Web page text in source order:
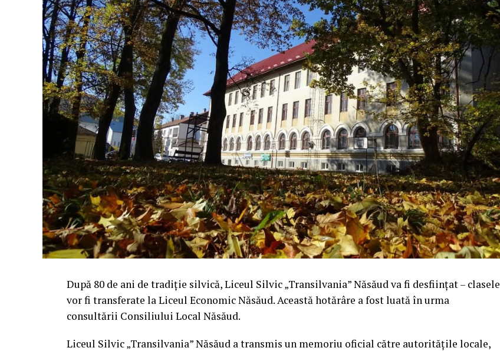
După 80 de ani de tradiție silvică, Liceul Silvic „Transilvania” Năsăud va fi desființat – clasele
vor fi transferate la Liceul Economic Năsăud. Această hotărâre a fost luată în urma
consultării Consiliului Local Năsăud.
Liceul Silvic „Transilvania” Năsăud a transmis un memoriu oficial către autoritățile locale,